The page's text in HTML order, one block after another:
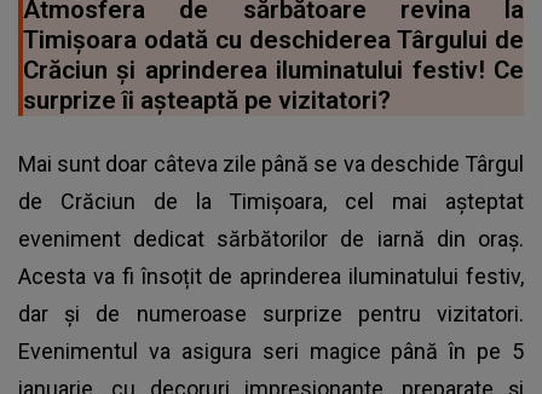
Atmosfera de sărbătoare revina la
Timișoara odată cu deschiderea Târgului de
Crăciun și aprinderea iluminatului festiv! Ce
surprize îi așteaptă pe vizitatori?
Mai sunt doar câteva zile până se va deschide Târgul
de Crăciun de la Timișoara, cel mai așteptat
eveniment dedicat sărbătorilor de iarnă din oraș.
Acesta va fi însoțit de aprinderea iluminatului festiv,
dar și de numeroase surprize pentru vizitatori.
Evenimentul va asigura seri magice până în pe 5
ianuarie, cu decoruri impresionante, preparate și